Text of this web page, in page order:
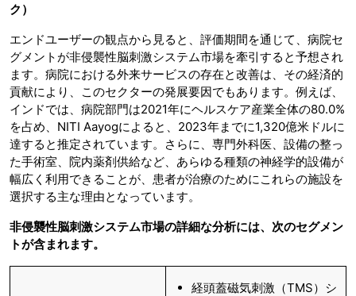
ク）
エンドユーザーの観点から見ると、評価期間を通じて、病院セ
グメントが非侵襲性脳刺激システム市場を牽引すると予想され
ます。病院における外来サービスの存在と改善は、その経済的
貢献により、このセクターの発展要因でもあります。例えば、
インドでは、病院部門は2021年にヘルスケア産業全体の80.0%
を占め、NITI Aayogによると、2023年までに1,320億米ドルに
達すると推定されています。さらに、専門外科医、設備の整っ
た手術室、院内薬剤供給など、あらゆる種類の神経学的設備が
幅広く利用できることが、患者が治療のためにこれらの施設を
選択する主な理由となっています。
非侵襲性脳刺激システム市場の詳細な分析には、次のセグメン
トが含まれます。
経頭蓋磁気刺激（TMS）シ